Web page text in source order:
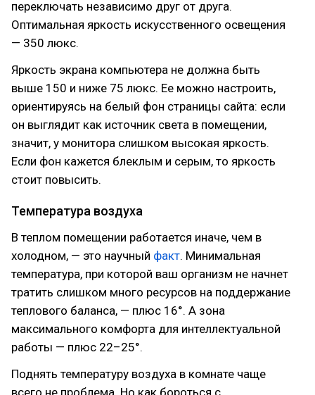
переключать независимо друг от друга.
Оптимальная яркость искусственного освещения
— 350 люкс.
Яркость экрана компьютера не должна быть
выше 150 и ниже 75 люкс. Ее можно настроить,
ориентируясь на белый фон страницы сайта: если
он выглядит как источник света в помещении,
значит, у монитора слишком высокая яркость.
Если фон кажется блеклым и серым, то яркость
стоит повысить.
Температура воздуха
В теплом помещении работается иначе, чем в
холодном, — это научный факт. Минимальная
температура, при которой ваш организм не начнет
тратить слишком много ресурсов на поддержание
теплового баланса, — плюс 16°. А зона
максимального комфорта для интеллектуальной
работы — плюс 22–25°.
Поднять температуру воздуха в комнате чаще
всего не проблема. Но как бороться с